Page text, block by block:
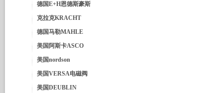
德国E+H恩德斯豪斯
克拉克KRACHT
德国马勒MAHLE
美国阿斯卡ASCO
美国nordson
美国VERSA电磁阀
美国DEUBLIN